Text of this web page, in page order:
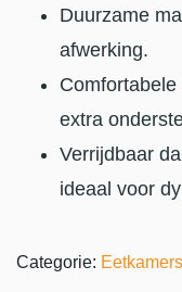
Duurzame
afwerking.
extra
Verrijdbaar
ideaal voor
Categorie: